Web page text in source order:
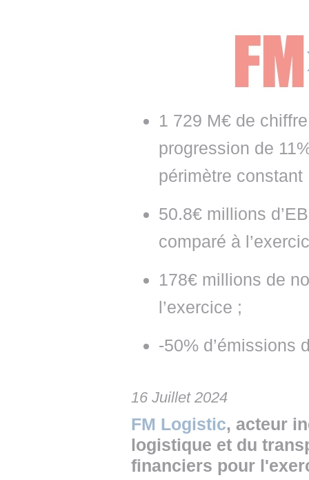
👉 PRENDRE LA PAROLE
👉 PLANNING EDITORIAL
•
•
1 729 M€ de
progression de
périmètre constant
50.8€ millions
comparé à
178€ millions de
l’exercice ;
-50% d’émissions
16 Juillet 2024
FM Logistic, acteur
logistique et du
financiers pour